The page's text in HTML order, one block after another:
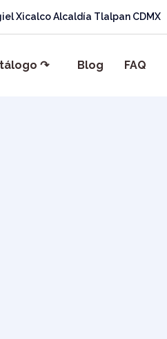
Xicalco Alcaldía Tlalpan CDMX
↷ Blog FAQ